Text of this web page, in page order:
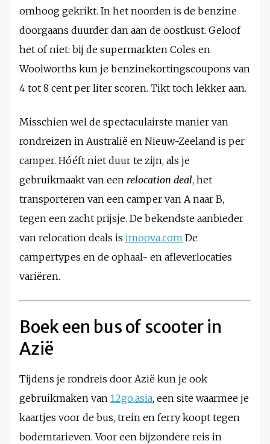
omhoog gekrikt. In het noorden is de benzine
doorgaans duurder dan aan de oostkust. Geloof
het of niet: bij de supermarkten Coles en
Woolworths kun je benzinekortingscoupons van
4 tot 8 cent per liter scoren. Tikt toch lekker aan.
Misschien wel de spectaculairste manier van
rondreizen in Australië en Nieuw-Zeeland is per
camper. Hóéft niet duur te zijn, als je
gebruikmaakt van een relocation deal, het
transporteren van een camper van A naar B,
tegen een zacht prijsje. De bekendste aanbieder
van relocation deals is imoova.com De
campertypes en de ophaal- en afleverlocaties
variëren.
Boek een bus of scooter in
Azië
Tijdens je rondreis door Azië kun je ook
gebruikmaken van 12go.asia, een site waarmee je
kaartjes voor de bus, trein en ferry koopt tegen
bodemtarieven. Voor een bijzondere reis in